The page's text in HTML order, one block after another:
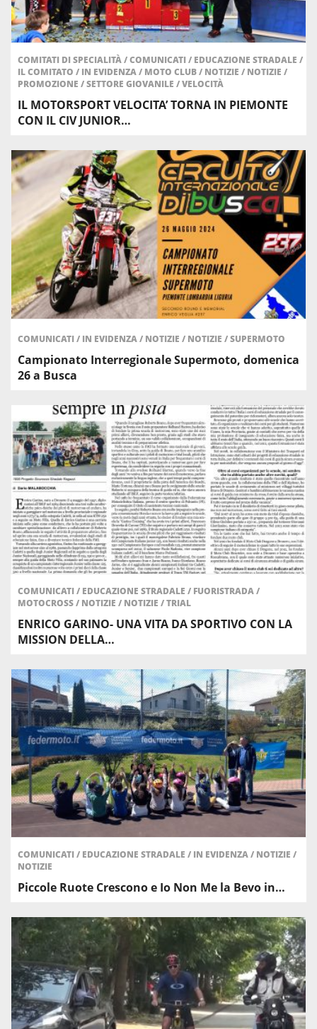
COMITATI DI SPECIALITÀ/COMUNICATI/ EDUCAZIONE STRADALE /
IL COMITATO / IN EVIDENZA/ MOTO CLUB/ NOTIZIE / NOTIZIE /
PROMOZIONE /SETTORE GIOVANILE /VELOCITÀ
IL MOTORSPORT VELOCITA’ TORNA IN PIEMONTE
CON IL CIV JUNIOR…
COMUNICATI/ IN EVIDENZA/ NOTIZIE / NOTIZIE /SUPERMOTO
Campionato Interregionale Supermoto, domenica
26 a Busca
COMUNICATI/ EDUCAZIONE STRADALE / FUORISTRADA/
MOTOCROSS/ NOTIZIE / NOTIZIE /TRIAL
ENRICO GARINO- UNA VITA DA SPORTIVO CON LA
MISSION DELLA…
COMUNICATI/ EDUCAZIONE STRADALE / IN EVIDENZA/ NOTIZIE /
NOTIZIE
Piccole Ruote Crescono e Io Non Me la Bevo in…